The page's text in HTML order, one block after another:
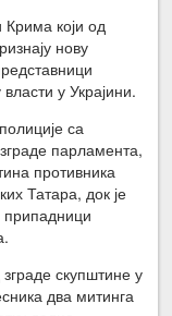
Крима који од
нову
у Украјини.
са
парламента,
противника
Татара, док је
припадници
скупштине у
два митинга